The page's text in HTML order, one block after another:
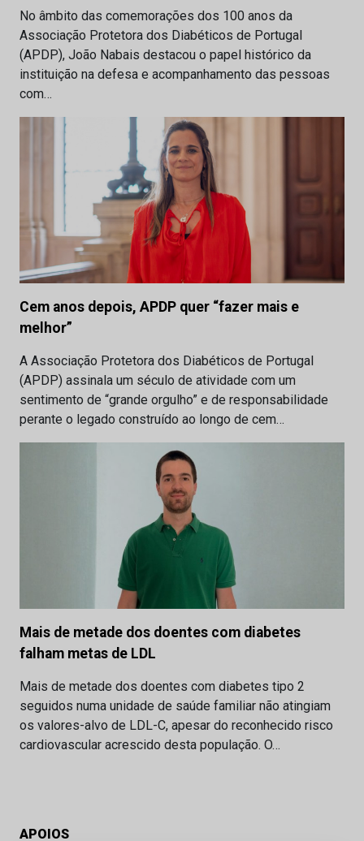
No âmbito das comemorações dos 100 anos da
Associação Protetora dos Diabéticos de Portugal
(APDP), João Nabais destacou o papel histórico da
instituição na defesa e acompanhamento das pessoas
com…
Cem anos depois, APDP quer “fazer mais e
melhor”
A Associação Protetora dos Diabéticos de Portugal
(APDP) assinala um século de atividade com um
sentimento de “grande orgulho” e de responsabilidade
perante o legado construído ao longo de cem…
Mais de metade dos doentes com diabetes
falham metas de LDL
Mais de metade dos doentes com diabetes tipo 2
seguidos numa unidade de saúde familiar não atingiam
os valores-alvo de LDL-C, apesar do reconhecido risco
cardiovascular acrescido desta população. O…
APOIOS